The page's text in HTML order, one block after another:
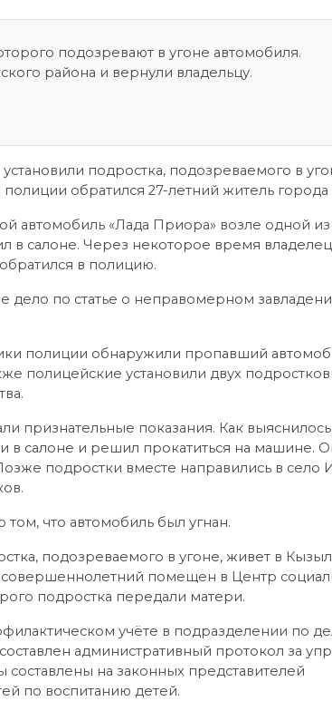
подозревают в угоне автомобиля.
района и вернули владельцу.
подростка, подозреваемого в
обратился 27-летний житель города
автомобиль «Лада Приора» возле одной из
в салоне. Через некоторое время владелец
в полицию.
по статье о неправомерном
полиции обнаружили пропавший
полицейские установили двух подростков
признательные показания. Как
в салоне и решил прокатиться на машине.
подростки вместе направились в село
что автомобиль был угнан.
подозреваемого в угоне, живет в
помещен в Центр
подростка передали матери.
учёте в подразделении по
административный протокол за
на законных представителей
по воспитанию детей.